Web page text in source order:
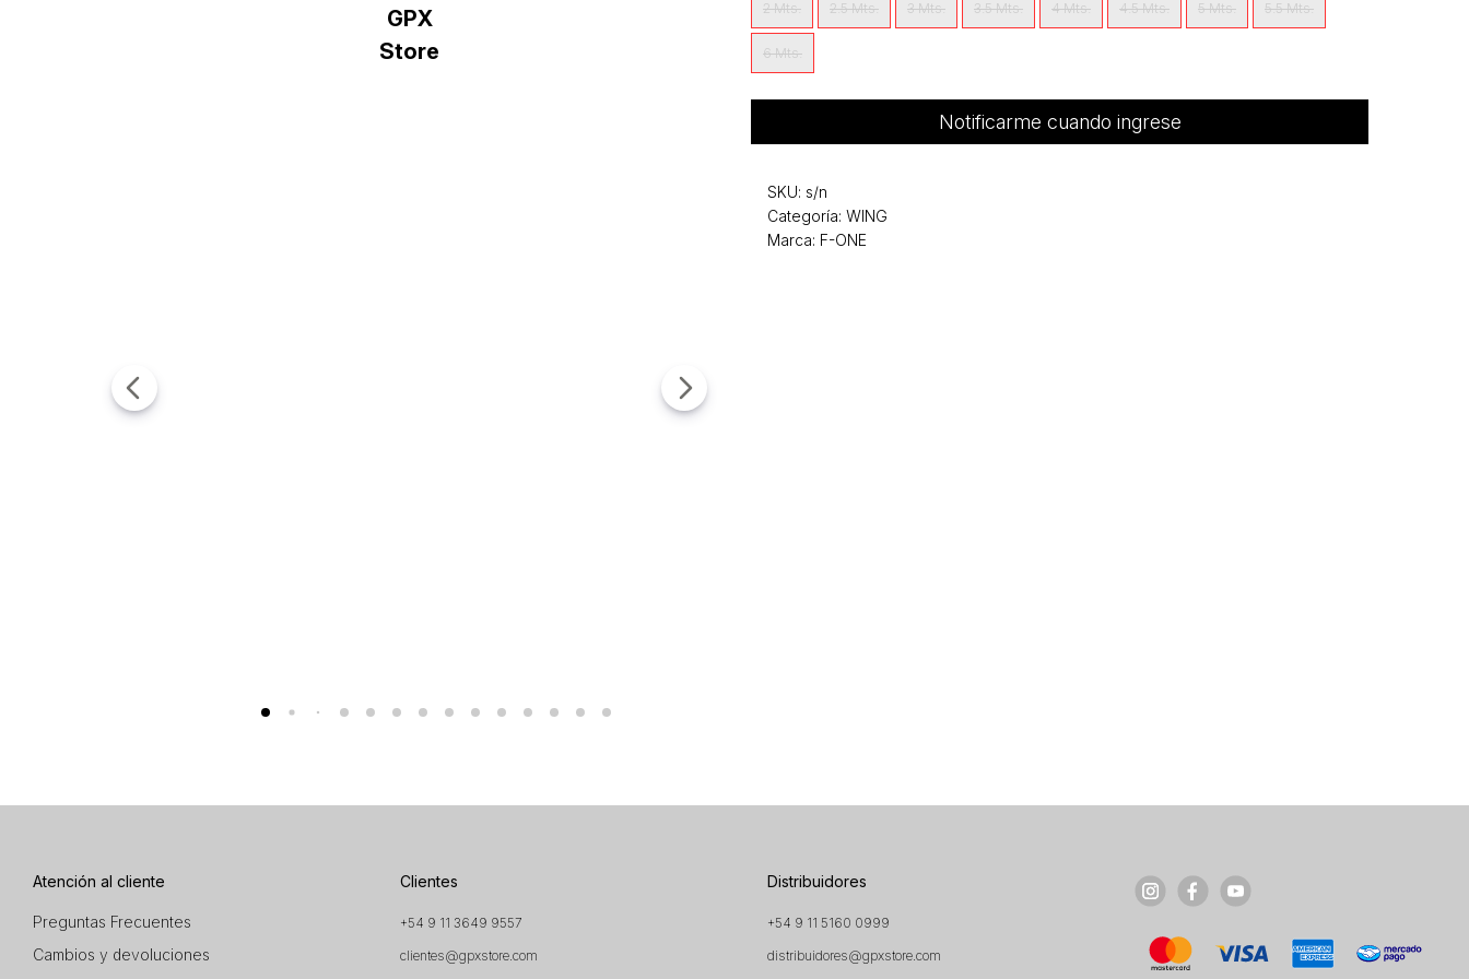
2 Mts. 2.5 Mts. 3 Mts. 3.5 Mts. 4 Mts. 4.5 Mts. 5 Mts. 5.5 Mts.
6 Mts.
Notificarme cuando ingrese
SKU: s/n
Categoría: WING
Marca: F-ONE
Atención al cliente
Preguntas Frecuentes
Cambios y devoluciones
Clientes
+54 9 11 3649 9557
clientes@gpxstore.com
Distribuidores
+54 9 11 5160 0999
distribuidores@gpxstore.com